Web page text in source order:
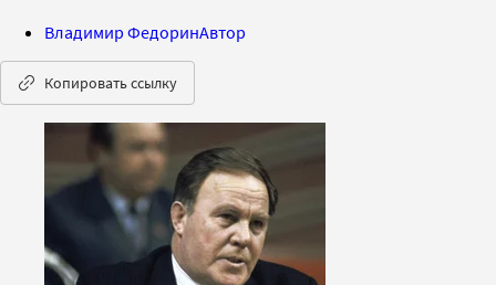
Владимир ФедоринАвтор
Копировать ссылку